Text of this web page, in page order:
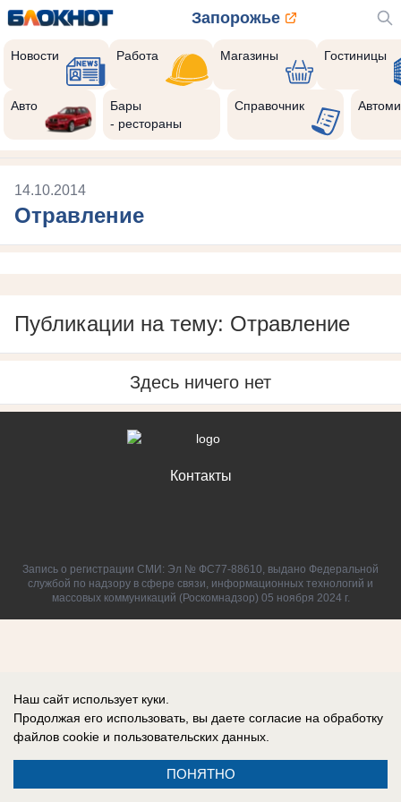
Запорожье
Новости Работа Магазины Гостиницы
Авто
Бары
- рестораны
Справочник
14.10.2014
Отравление
Публикации на тему: Отравление
Здесь ничего нет
Контакты
Запись о регистрации СМИ: Эл № ФС77-88610, выдано Федеральной
службой по надзору в сфере связи, информационных технологий и
массовых коммуникаций (Роскомнадзор) 05 ноября 2024 г.
Наш сайт использует куки.
Продолжая его использовать, вы даете согласие на обработку
файлов cookie и пользовательских данных.
ПОНЯТНО